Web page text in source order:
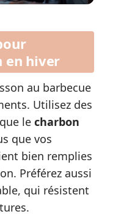
en hiver
au barbecue
Utilisez des
le charbon
que vos
bien remplies
Préférez aussi
qui résistent